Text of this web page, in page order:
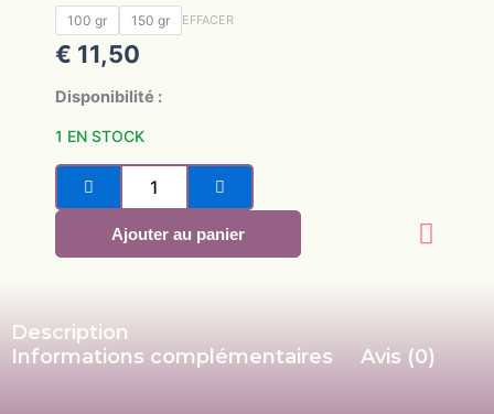
100 gr 150 gr EFFACER
€ 11,50
Disponibilité :
1 EN STOCK
quantité
de
Le
Petit
Rouge
-
Fraise
bois
Ajouter au panier
Description
Informations complémentaires
Avis (0)